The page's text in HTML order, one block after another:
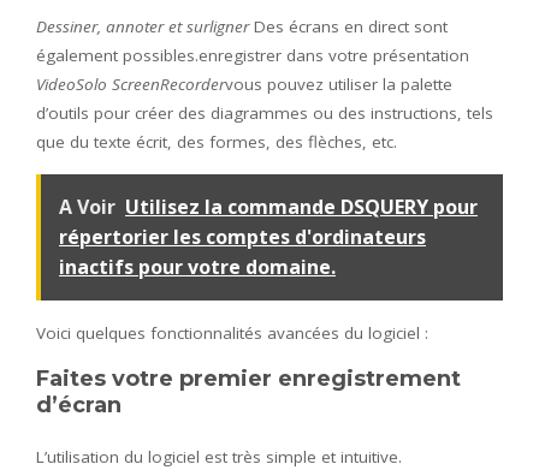
Dessiner, annoter et surlignerDes écrans en direct sont
également possibles.enregistrer dans votre présentation
VideoSolo ScreenRecordervous pouvez utiliser la palette
d’outils pour créer des diagrammes ou des instructions, tels
que du texte écrit, des formes, des flèches, etc.
A Voir Utilisez la commande DSQUERY pour
répertorier les comptes d'ordinateurs
inactifs pour votre domaine.
Voici quelques fonctionnalités avancées du logiciel :
Faites votre premier enregistrement
d’écran
L’utilisation du logiciel est très simple et intuitive.